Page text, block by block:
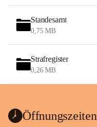
Standesamt
0,75 MB
Strafregister
0,26 MB
Öffnungszeiten